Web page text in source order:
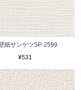
紙サンゲツSP-2599
¥531